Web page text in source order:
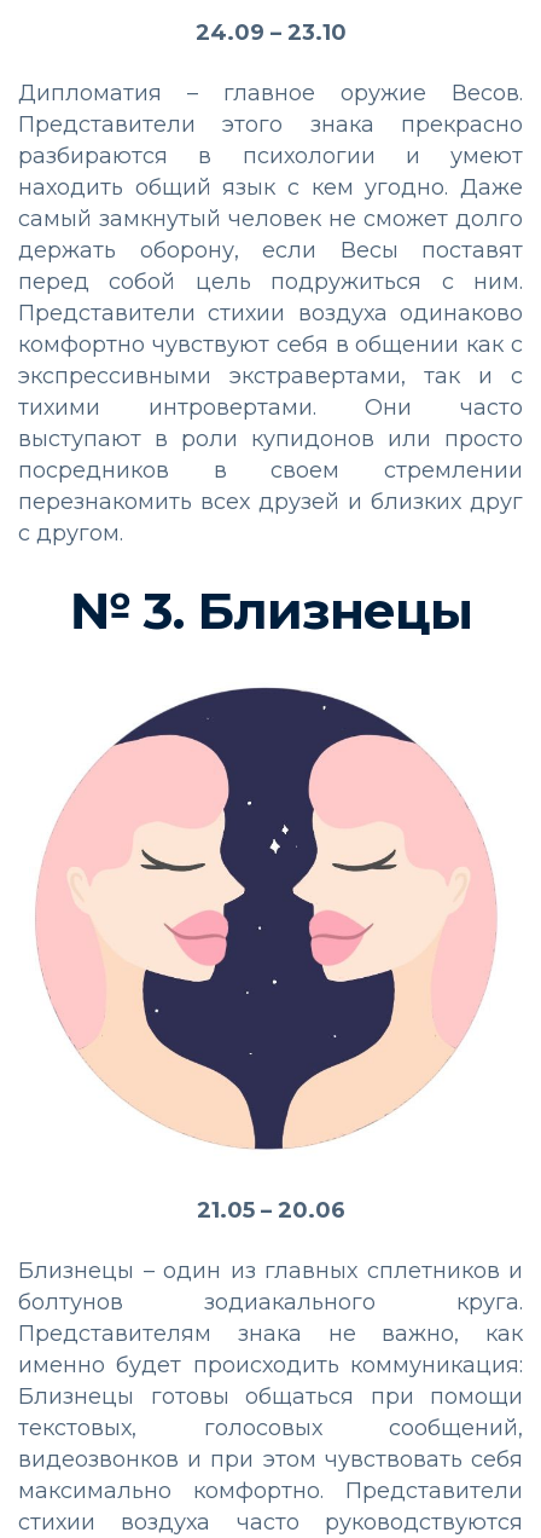
24.09 – 23.10
Дипломатия – главное оружие Весов.
Представители этого знака прекрасно
разбираются в психологии и умеют
находить общий язык с кем угодно. Даже
самый замкнутый человек не сможет долго
держать оборону, если Весы поставят
перед собой цель подружиться с ним.
Представители стихии воздуха одинаково
комфортно чувствуют себя в общении как с
экспрессивными экстравертами, так и с
тихими интровертами. Они часто
выступают в роли купидонов или просто
посредников в своем стремлении
перезнакомить всех друзей и близких друг
с другом.
№ 3. Близнецы
21.05 – 20.06
Близнецы – один из главных сплетников и
болтунов зодиакального круга.
Представителям знака не важно, как
именно будет происходить коммуникация:
Близнецы готовы общаться при помощи
текстовых, голосовых сообщений,
видеозвонков и при этом чувствовать себя
максимально комфортно. Представители
стихии воздуха часто руководствуются